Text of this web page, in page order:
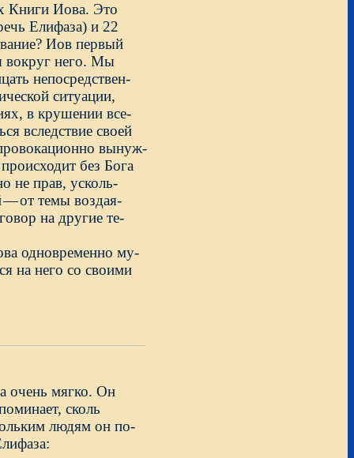
Книги Иова. Это
Елифаза) и 22
Иов первый
вокруг него. Мы
непосредствен-
ситуации,
в крушении все-
вследствие своей
вынуж-
без Бога
не прав, усколь-
—от темы воздая-
на другие те-
одновременно му-
на него со своими
очень мягко. Он
сколь
людям он по-